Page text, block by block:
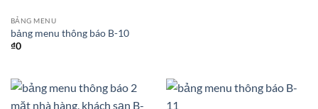
BẢNG MENU
bảng menu thông báo B-10
₫0